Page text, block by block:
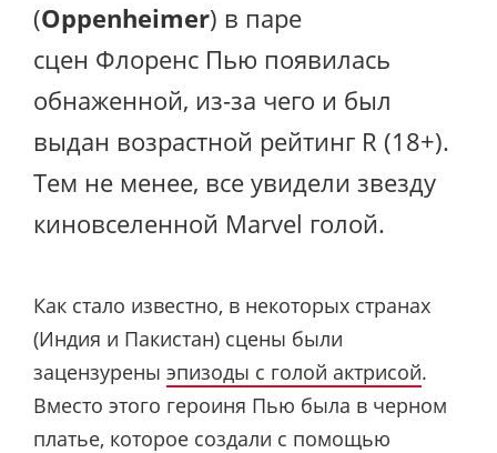
(Oppenheimer) в паре
сцен Флоренс Пью появилась
обнаженной, из-за чего и был
выдан возрастной рейтинг R (18+).
Тем не менее, все увидели звезду
киновселенной Marvel голой.
Как стало известно, в некоторых странах
(Индия и Пакистан) сцены были
зацензурены эпизоды с голой актрисой.
Вместо этого героиня Пью была в черном
платье, которое создали с помощью